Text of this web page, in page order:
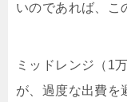
いのであれば、こ
ミッドレンジ（1
が、過度な出費を